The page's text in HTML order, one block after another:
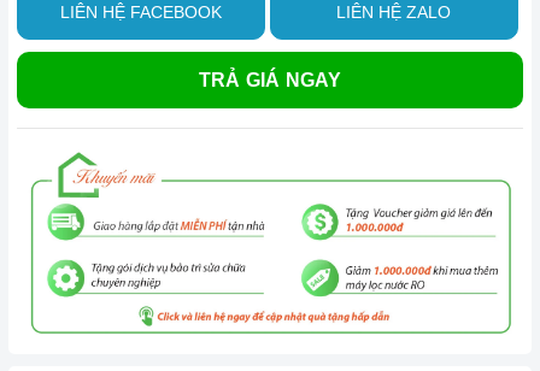
LIÊN HỆ FACEBOOK LIÊN HỆ ZALO
TRẢ GIÁ NGAY